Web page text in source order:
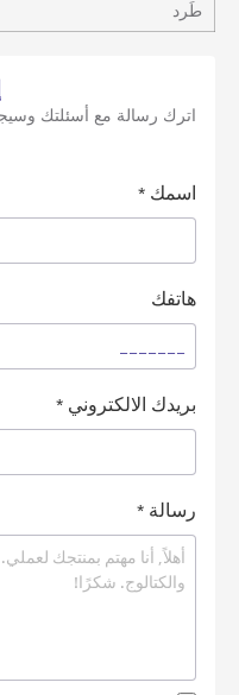
طَرد
اسمك *
هاتفك
بريدك الالكتروني *
رسالة *